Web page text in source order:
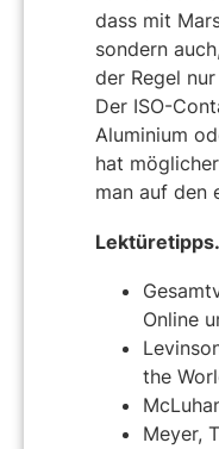
dass mit
sondern
der Regel
Der ISO-
Aluminium
hat
man auf den
Lektüretipps.
Online
the
Meyer,